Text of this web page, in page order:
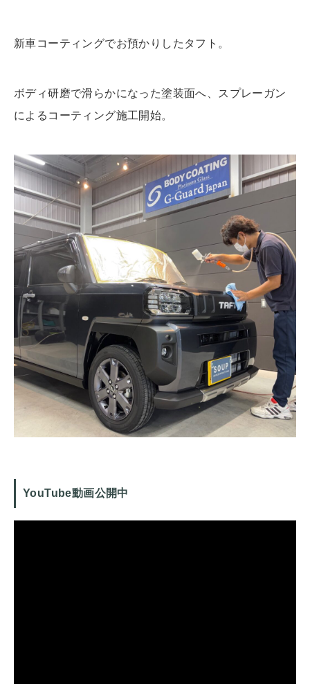
新車コーティングでお預かりしたタフト。
ボディ研磨で滑らかになった塗装面へ、スプレーガン
によるコーティング施工開始。
YouTube動画公開中